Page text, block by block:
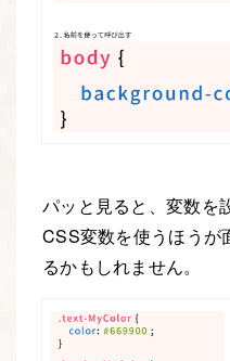
パッと見ると、変数を
CSS変数を使うほうが
るかもしれません。